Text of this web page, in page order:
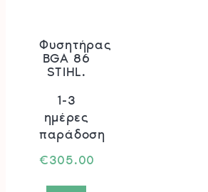
Φυσητήρας
BGA 86
STIHL.
1-3
ημέρες
παράδοση
€305.00